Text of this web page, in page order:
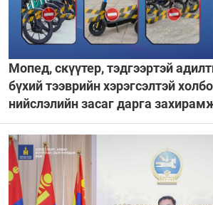
Мопед, скүүтер, тэдгээртэй
бүхий тээврийн хэрэгсэлтэй
нийслэлийн засаг дарга